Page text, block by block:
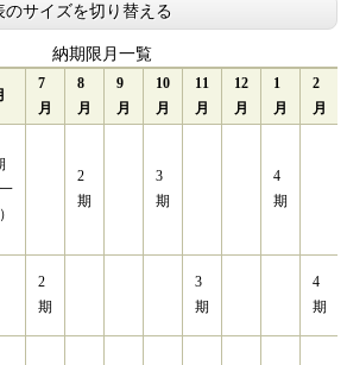
のサイズを切り替える
納期限月一覧
7
月
8
月
9
月
10
月
11
月
12
月
1
月
2
月
一
2
期
3
期
4
期
2
期
3
期
4
期